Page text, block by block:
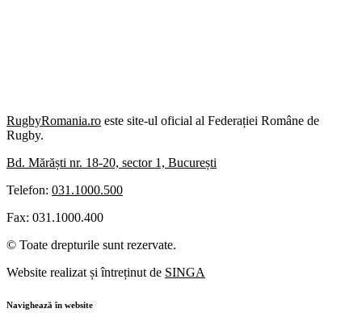
RugbyRomania.ro este site-ul oficial al Federației Române de
Rugby.
Bd. Mărăști nr. 18-20, sector 1, București
Telefon: 031.1000.500
Fax: 031.1000.400
© Toate drepturile sunt rezervate.
Website realizat și întreținut de SINGA
Navighează în website